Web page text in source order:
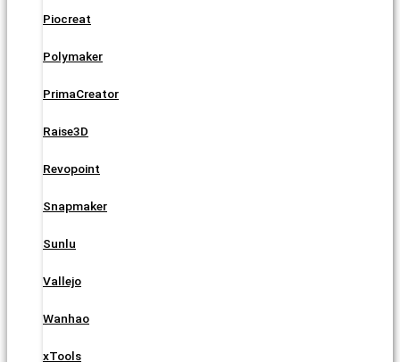
Piocreat
Polymaker
PrimaCreator
Raise3D
Revopoint
Snapmaker
Sunlu
Vallejo
Wanhao
xTools